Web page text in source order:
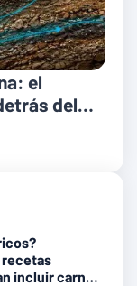
el
del
recetas
incluir carne